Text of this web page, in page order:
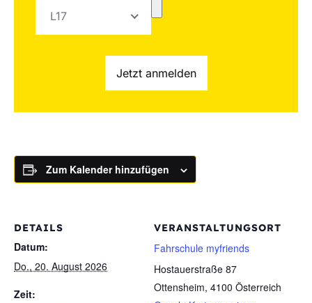
L17
Zum Kalender hinzufügen
DETAILS
Datum:
Do., 20. August 2026
Zeit:
VERANSTALTUNGSORT
Fahrschule myfriends
Hostauerstraße 87
Ottensheim, 4100 Österreich